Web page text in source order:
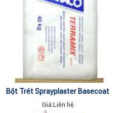
Bột Trét Sprayplaster Basecoat
63460 (bao) 25kg
Giá:Liên hệ